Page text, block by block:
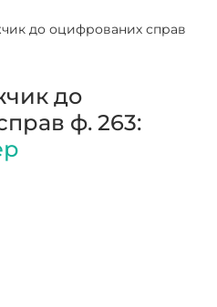
до оцифрованих справ
до
ф. 263: